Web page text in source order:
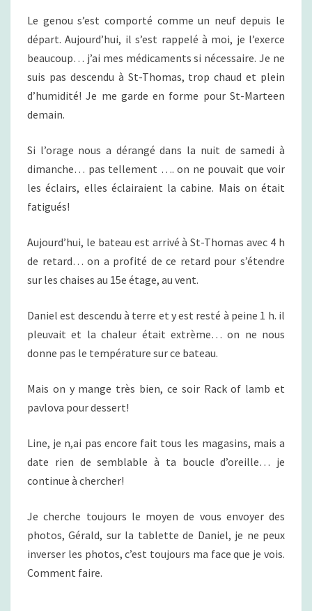
N
U
B
L
I
D
É
L
N
T
Le genou s’est comporté comme un neuf depuis le
départ. Aujourd’hui, il s’est rappelé à moi, je l’exerce
beaucoup… j’ai mes médicaments si nécessaire. Je ne
suis pas descendu à St-Thomas, trop chaud et plein
d’humidité! Je me garde en forme pour St-Marteen
demain.
Si l’orage nous a dérangé dans la nuit de samedi à
dimanche… pas tellement …. on ne pouvait que voir
les éclairs, elles éclairaient la cabine. Mais on était
fatigués!
Aujourd’hui, le bateau est arrivé à St-Thomas avec 4 h
de retard… on a profité de ce retard pour s’étendre
sur les chaises au 15e étage, au vent.
Daniel est descendu à terre et y est resté à peine 1 h. il
pleuvait et la chaleur était extrème… on ne nous
donne pas le température sur ce bateau.
Mais on y mange très bien, ce soir Rack of lamb et
pavlova pour dessert!
Line, je n,ai pas encore fait tous les magasins, mais a
date rien de semblable à ta boucle d’oreille… je
continue à chercher!
Je cherche toujours le moyen de vous envoyer des
photos, Gérald, sur la tablette de Daniel, je ne peux
inverser les photos, c’est toujours ma face que je vois.
Comment faire.